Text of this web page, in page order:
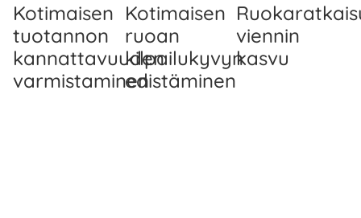
Kotimaisen
tuotannon
kannattavuuden
varmistaminen
Kotimaisen
ruoan
kilpailukyvyn
edistäminen
viennin
kasvu